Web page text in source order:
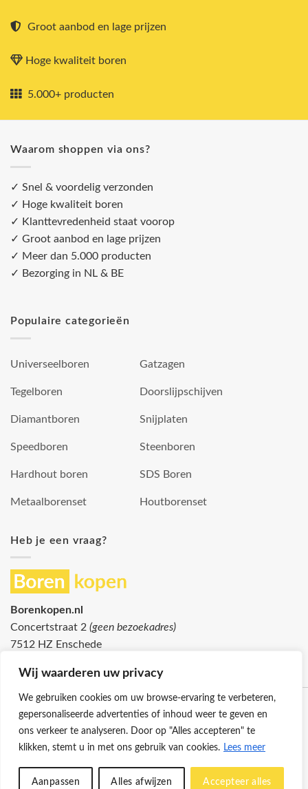
Wij waarderen uw privacy
We gebruiken cookies om uw browse-ervaring te verbeteren,
gepersonaliseerde advertenties of inhoud weer te geven en
ons verkeer te analyseren. Door op "Alles accepteren" te
klikken, stemt u in met ons gebruik van cookies. Lees meer
Aanpassen Alles afwijzen Accepteer alles
Groot aanbod en lage prijzen
Hoge kwaliteit boren
5.000+ producten
Waarom shoppen via ons?
✓ Snel & voordelig verzonden
✓ Hoge kwaliteit boren
✓ Klanttevredenheid staat voorop
✓ Groot aanbod en lage prijzen
✓ Meer dan 5.000 producten
✓ Bezorging in NL & BE
Populaire categorieën
Universeelboren
Tegelboren
Diamantboren
Speedboren
Hardhout boren
Metaalborenset
Gatzagen
Doorslijpschijven
Snijplaten
Steenboren
SDS Boren
Houtborenset
Heb je een vraag?
Borenkopen.nl
Concertstraat 2 (geen bezoekadres)
7512 HZ Enschede